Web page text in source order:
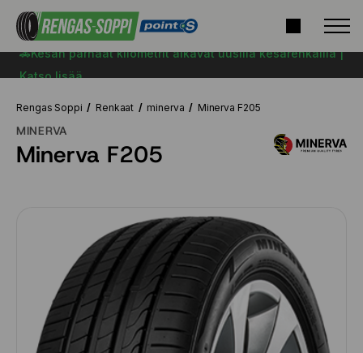
🚗Kesän parhaat kilometrit alkavat uusilla kesärenkailla |
Katso lisää
Rengas Soppi Renkaat minerva Minerva F205
MINERVA
Minerva F205